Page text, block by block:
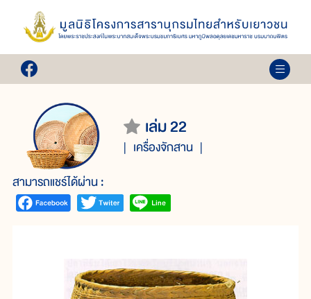
เล่ม 22
เครื่องจักสาน
สามารถแชร์ได้ผ่าน :